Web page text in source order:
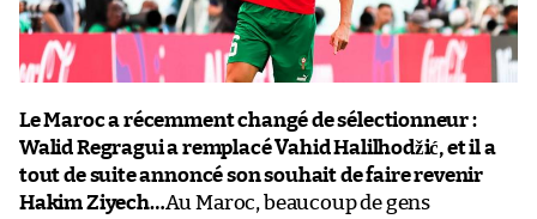
Le Maroc a récemment changé de sélectionneur :
Walid Regragui a remplacé Vahid Halilhodžić, et il a
tout de suite annoncé son souhait de faire revenir
Hakim Ziyech…Au Maroc, beaucoup de gens